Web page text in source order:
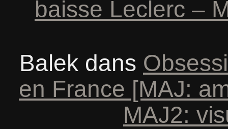
baisse Leclerc –
Balekdans
en France [MAJ:
MAJ2: